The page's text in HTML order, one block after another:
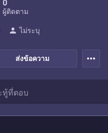
0
ผู้ติดตาม
ส่งข้อความ
person ไม่ระบุ
more_horiz
ทู้ที่ตอบ